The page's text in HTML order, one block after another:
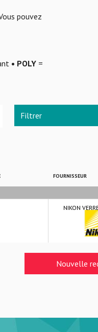
pouvez
• POLY=
Filtrer
FOURNISSEUR
NIKON
Nouvelle